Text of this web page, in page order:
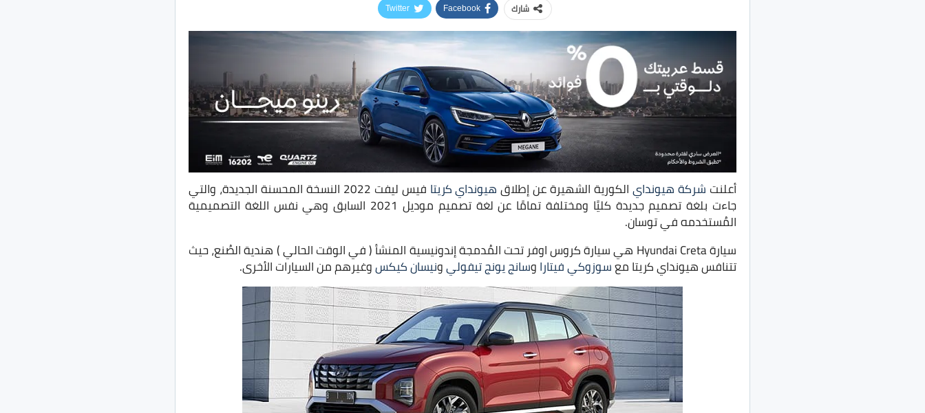
شارك Facebook
Twitter
أعلنت شركة هيوندايالكورية الشهيرة عن إطلاقهيونداي كريتا فيس ليفت 2022 النسخة المحسنة الجديدة، والتي
جاءت بلغة تصميم جديدة كليًا ومختلفة تمامًا عن لغة تصميم موديل 2021 السابق وهي نفس اللغة التصميمية
المُستخدمه في توسان.
سيارة Hyundai Creta هي سيارة كروس اوفر تحت المُدمجة إندونيسية المنشأ ( في الوقت الحالي ) هندية الصُنع، حيث
تتنافس هيونداي كريتا معسوزوكي فيتاراوسانج يونج تيفوليونيسان كيكسوغيرهم من السيارات الأخرى.